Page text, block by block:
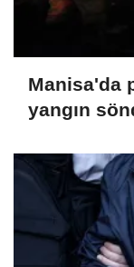
Manisa'da
yangın